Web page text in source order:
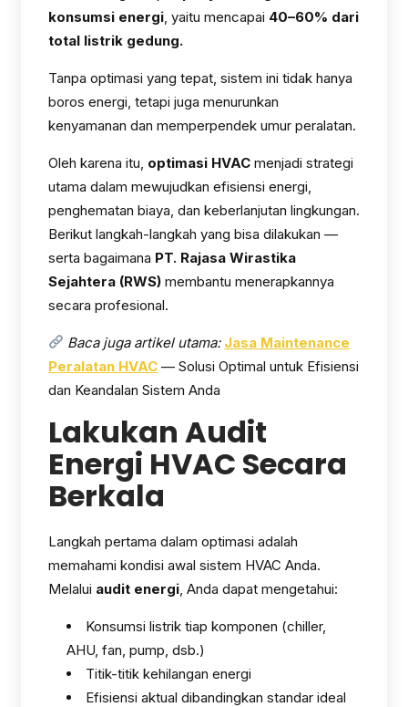
konsumsi energi , yaitu mencapai 40–60% dari
total listrik gedung.
Tanpa optimasi yang tepat, sistem ini tidak hanya
boros energi, tetapi juga menurunkan
kenyamanan dan memperpendek umur peralatan.
Oleh karena itu, optimasi HVAC menjadi strategi
utama dalam mewujudkan efisiensi energi,
penghematan biaya, dan keberlanjutan lingkungan.
Berikut langkah-langkah yang bisa dilakukan —
serta bagaimana PT. Rajasa Wirastika
Sejahtera (RWS) membantu menerapkannya
secara profesional.
Baca juga artikel utama: Jasa Maintenance
Peralatan HVAC — Solusi Optimal untuk Efisiensi
dan Keandalan Sistem Anda
Lakukan Audit
Energi HVAC Secara
Berkala
Langkah pertama dalam optimasi adalah
memahami kondisi awal sistem HVAC Anda.
Melalui audit energi , Anda dapat mengetahui:
Konsumsi listrik tiap komponen (chiller,
AHU, fan, pump, dsb.)
Titik-titik kehilangan energi
Efisiensi aktual dibandingkan standar ideal